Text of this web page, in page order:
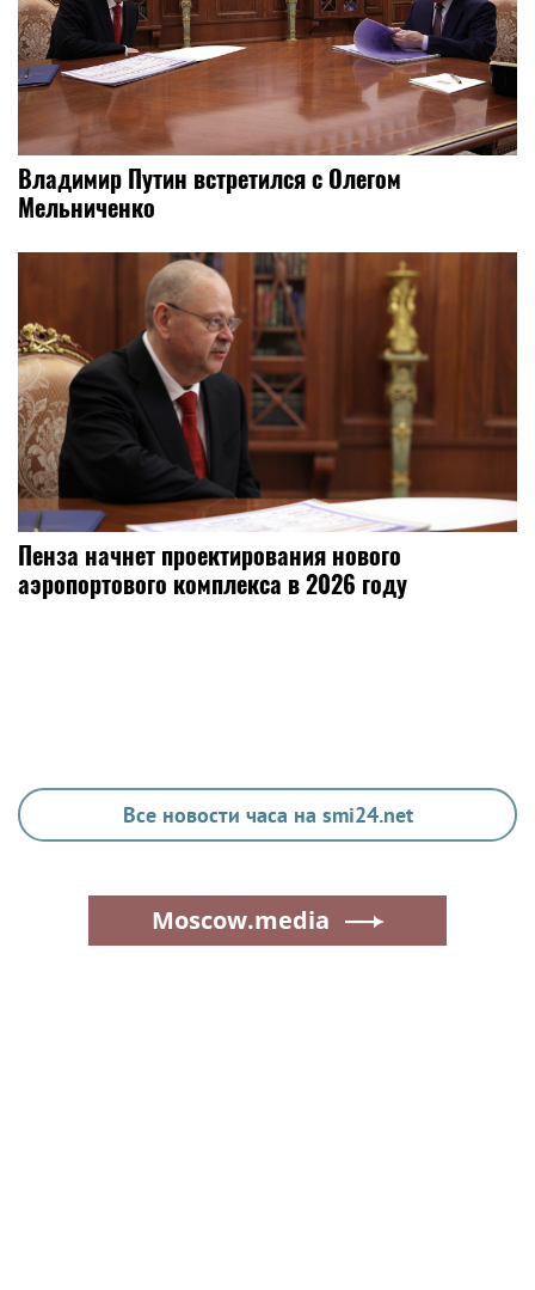
Владимир Путин встретился с Олегом
Мельниченко
Пенза начнет проектирования нового
аэропортового комплекса в 2026 году
Все новости часа на smi24.net
Moscow.media